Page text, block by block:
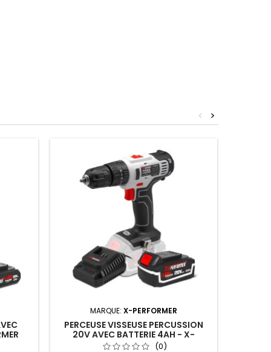
>
<
MARQUE: X-PERFORMER
PERCEUSE VISSEUSE PERCUSSION
20V AVEC BATTERIE 4AH - X-
PERFORMER(0)